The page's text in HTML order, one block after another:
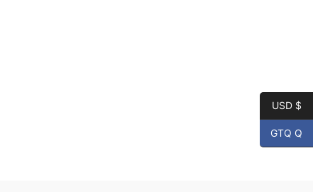
USD $
GTQ Q